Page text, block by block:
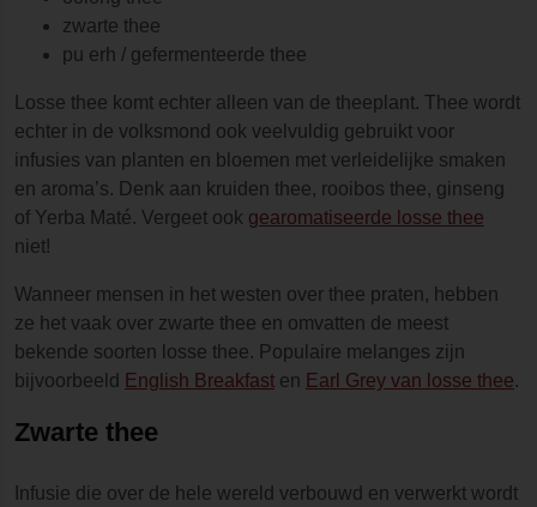
zwarte thee
pu erh / gefermenteerde thee
Losse thee komt echter alleen van de theeplant. Thee wordt
echter in de volksmond ook veelvuldig gebruikt voor
infusies van planten en bloemen met verleidelijke smaken
en aroma’s. Denk aan kruiden thee, rooibos thee, ginseng
of Yerba Maté. Vergeet ook gearomatiseerde losse thee
niet!
Wanneer mensen in het westen over thee praten, hebben
ze het vaak over zwarte thee en omvatten de meest
bekende soorten losse thee. Populaire melanges zijn
bijvoorbeeld
English Breakfast en Earl Grey van losse thee.
Zwarte thee
Infusie die over de hele wereld verbouwd en verwerkt wordt